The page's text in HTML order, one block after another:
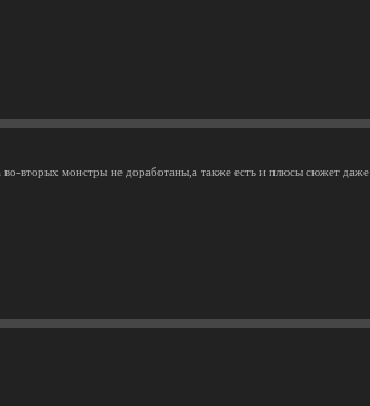
вторых монстры не доработаны,а также есть и плюсы сюжет даже